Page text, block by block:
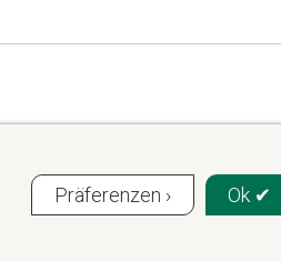
Präferenzen › Ok ✔